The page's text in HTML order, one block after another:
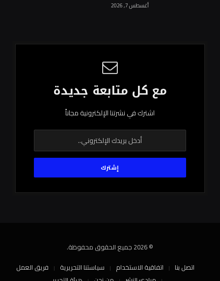
أغسطس 7, 2026
مع كل متابعة جديدة
اشترك في نشرتنا الإلكترونية مجاناً
© 2026 جميع الحقوق محفوظة.
اتصل بنا
اتفاقية الاستخدام سياستنا التحريرية
فريق العمل